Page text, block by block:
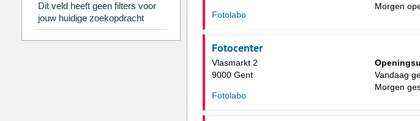
16 17 18 20
23 24 25
3 4
Dit veld heeft geen filters voor
jouw huidige zoekopdracht
Fotolabo
Morgen
Fotocenter
Vlasmarkt 2
9000 Gent
Fotolabo
Vandaag
Morgen